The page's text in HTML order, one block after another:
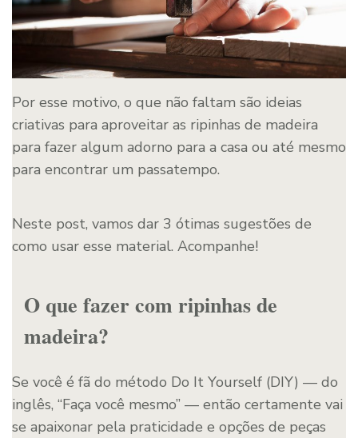
Por esse motivo, o que não faltam são ideias
criativas para aproveitar as ripinhas de madeira
para fazer algum adorno para a casa ou até mesmo
para encontrar um passatempo.
Neste post, vamos dar 3 ótimas sugestões de
como usar esse material. Acompanhe!
O que fazer com ripinhas de
madeira?
Se você é fã do método Do It Yourself (DIY) — do
inglês, “Faça você mesmo” — então certamente vai
se apaixonar pela praticidade e opções de peças